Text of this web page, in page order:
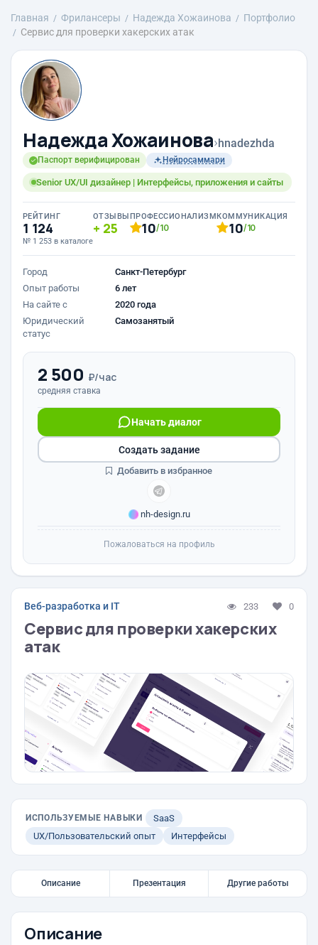
Главная Фрилансеры Надежда Хожаинова
Портфолио
Сервис для проверки хакерских атак
Надежда Хожаинова›hnadezhda
Паспорт верифицирован Нейросаммари
Senior UX/UI дизайнер | Интерфейсы, приложения и сайты
РЕЙТИНГ
1 124
№ 1 253 в каталоге
ОТЗЫВЫ
25
ПРОФЕССИОНАЛИЗМ
10/10
КОММУНИКАЦИЯ
10/10
Город
Санкт-Петербург
Опыт работы
6 лет
На сайте с
2020 года
Юридический
статус
Самозанятый
2 500 ₽/час
средняя ставка
Начать диалог
nh-design.ru
Создать задание
Добавить в избранное
Пожаловаться на профиль
Веб-разработка и IT 233 0
Сервис для проверки хакерских
атак
ИСПОЛЬЗУЕМЫЕ НАВЫКИ
SaaS
UX/Пользовательский опыт
Интерфейсы
Описание Презентация Другие работы
Описание